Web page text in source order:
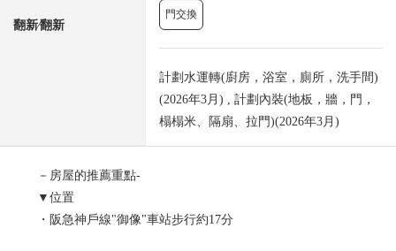
翻新⁄翻新
門交換
計劃水運轉(廚房，浴室，廁所，洗手間)
(2026年3月) , 計劃內裝(地板，牆，門，
榻榻米、隔扇、拉門)(2026年3月)
－房屋的推薦重點-
▼位置
・阪急神戶線"御像"車站步行約17分